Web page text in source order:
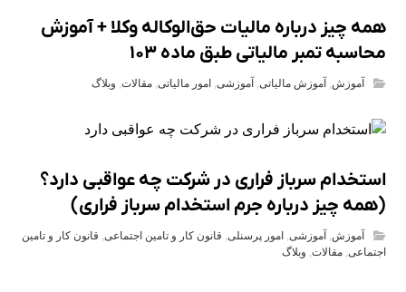
همه چیز درباره مالیات حق‌الوکاله وکلا + آموزش
محاسبه تمبر مالیاتی طبق ماده ۱۰۳
آموزش ,آموزش مالیاتی ,آموزشی ,امور مالیاتی ,مقالات وبلاگ
استخدام سرباز فراری در شرکت چه عواقبی دارد؟
(همه چیز درباره جرم استخدام سرباز فراری)
آموزش ,آموزشی ,امور پرسنلی قانون کار و تامین اجتماعی قانون کار و تامین
اجتماعی ,مقالات وبلاگ